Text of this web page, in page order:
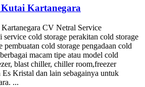
Kutai Kartanegara
CV Netral Service
cold storage perakitan cold storage
pembuatan cold storage pengadaan cold
macam tipe atau model cold
blast chiller, chiller room,freezer
Kristal dan lain sebagainya untuk
...